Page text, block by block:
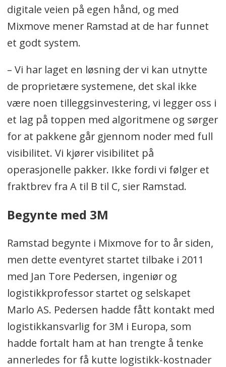
digitale veien på egen hånd, og med
Mixmove mener Ramstad at de har funnet
et godt system.
– Vi har laget en løsning der vi kan utnytte
de proprietære systemene, det skal ikke
være noen tilleggsinvestering, vi legger oss i
et lag på toppen med algoritmene og sørger
for at pakkene går gjennom noder med full
visibilitet. Vi kjører visibilitet på
operasjonelle pakker. Ikke fordi vi følger et
fraktbrev fra A til B til C, sier Ramstad.
Begynte med 3M
Ramstad begynte i Mixmove for to år siden,
men dette eventyret startet tilbake i 2011
med Jan Tore Pedersen, ingeniør og
logistikkprofessor startet og selskapet
Marlo AS. Pedersen hadde fått kontakt med
logistikkansvarlig for 3M i Europa, som
hadde fortalt ham at han trengte å tenke
annerledes for få kutte logistikk-kostnader